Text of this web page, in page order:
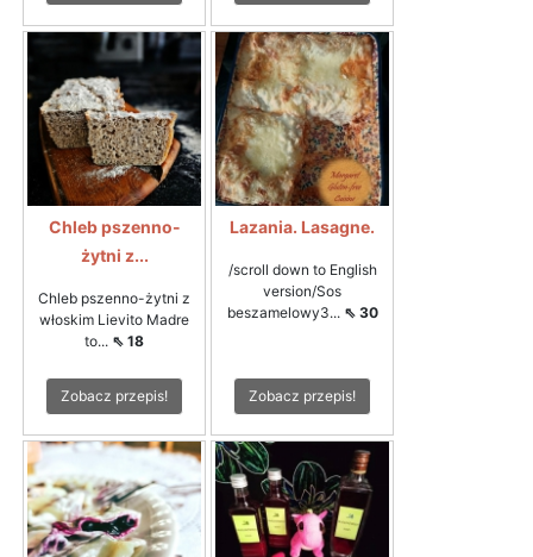
Chleb pszenno-
żytni z...
Chleb pszenno-żytni z
włoskim Lievito Madre
to... ⇖ 18
Zobacz przepis!
Lazania. Lasagne.
/scroll down to English
version/Sos
beszamelowy3... ⇖ 30
Zobacz przepis!